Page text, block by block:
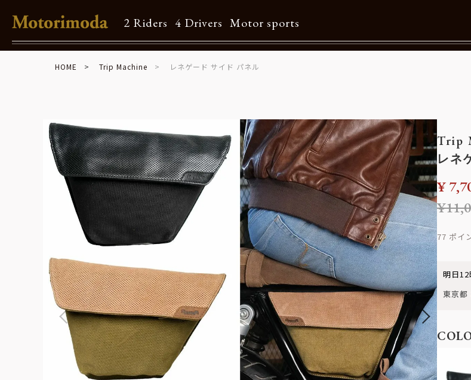
2 Riders 4 Drivers Motor sports
Shop Info
店舗一覧
Brand
Brand list
ご利用ガイド
よくある質問
お問合せ
Information一覧
メルマガ購読
カタログダウンロ
リクルート
HOME Trip Machine レネゲード サイド パネル
Trip
レネ
¥
¥
77
明日12
東京都